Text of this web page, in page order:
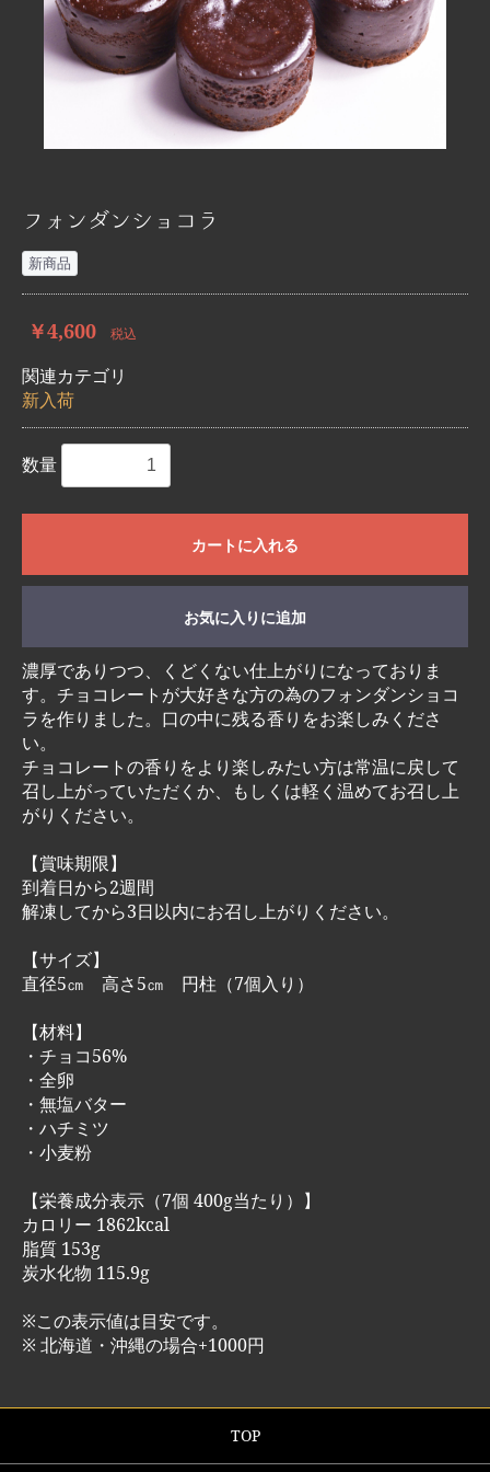
フォンダンショコラ
新商品
￥4,600 税込
関連カテゴリ
新入荷
数量
カートに入れる
お気に入りに追加
濃厚でありつつ、くどくない仕上がりになっておりま
す。チョコレートが大好きな方の為のフォンダンショコ
ラを作りました。口の中に残る香りをお楽しみくださ
い。
チョコレートの香りをより楽しみたい方は常温に戻して
召し上がっていただくか、もしくは軽く温めてお召し上
がりください。
【賞味期限】
到着日から2週間
解凍してから3日以内にお召し上がりください。
【サイズ】
直径5㎝ 高さ5㎝ 円柱（7個入り）
【材料】
・チョコ56%
・全卵
・無塩バター
・ハチミツ
・小麦粉
【栄養成分表示（7個 400g当たり）】
カロリー 1862kcal
脂質 153g
炭水化物 115.9g
※この表示値は目安です。
※ 北海道・沖縄の場合+1000円
TOP